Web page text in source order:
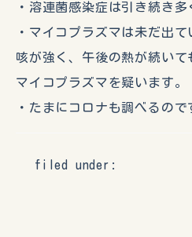
・溶連菌感染症は引き続き多
・マイコプラズマは未だ出
咳が強く、午後の熱が続い
マイコプラズマを疑います。
・たまにコロナも調べるので
filed under: